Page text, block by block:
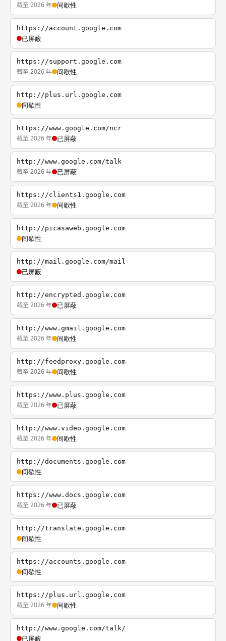
截至 2026 年 间歇性
https://account.google.com
已屏蔽
https://support.google.com
截至 2026 年 间歇性
http://plus.url.google.com
间歇性
https://www.google.com/ncr
截至 2026 年 已屏蔽
http://www.google.com/talk
截至 2026 年 已屏蔽
https://clients1.google.com
截至 2026 年 间歇性
http://picasaweb.google.com
间歇性
http://mail.google.com/mail
已屏蔽
http://encrypted.google.com
截至 2026 年 已屏蔽
http://www.gmail.google.com
截至 2026 年 间歇性
http://feedproxy.google.com
截至 2026 年 间歇性
https://www.plus.google.com
截至 2026 年 已屏蔽
http://www.video.google.com
截至 2026 年 间歇性
http://documents.google.com
间歇性
https://www.docs.google.com
截至 2026 年 已屏蔽
http://translate.google.com
间歇性
https://accounts.google.com
间歇性
https://plus.url.google.com
截至 2026 年 间歇性
http://www.google.com/talk/
已屏蔽